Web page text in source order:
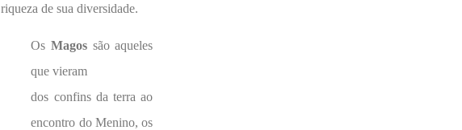
riqueza de sua diversidade.
OsMagos são aqueles
que vieram
dos confins da terra ao
encontro do Menino, os